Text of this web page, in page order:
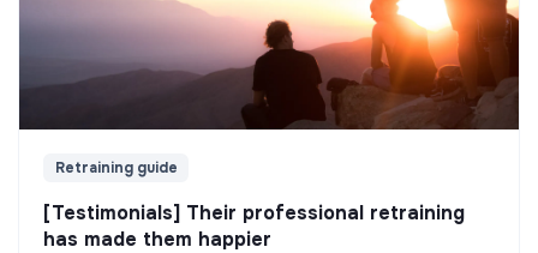
Retraining guide
[Testimonials] Their professional retraining
has made them happier